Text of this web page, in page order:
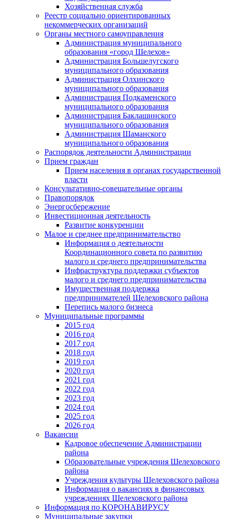
Хозяйственная служба
Реестр социально ориентированных
некоммерческих организаций
Органы местного самоуправления
Администрация муниципального
образования «город Шелехов»
Администрация Большелугского
муниципального образования
Администрация Олхинского
муниципального образования
Администрация Подкаменского
муниципального образования
Администрация Баклашинского
муниципального образования
Администрация Шаманского
муниципального образования
Распорядок деятельности Администрации
Прием граждан
Прием населения в органах государственной
власти
Консультативно-совещательные органы
Правопорядок
Энергосбережение
Инвестиционная деятельность
Развитие конкуренции
Малое и среднее предпринимательство
Информация о деятельности
Координационного совета по развитию
малого и среднего предпринимательства
Инфраструктура поддержки субъектов
малого и среднего предпринимательства
Имущественная поддержка
предпринимателей Шелеховского района
Перепись малого бизнеса
Муниципальные программы
2015 год
2016 год
2017 год
2018 год
2019 год
2020 год
2021 год
2022 год
2023 год
2024 год
2025 год
2026 год
Вакансии
Кадровое обеспечение Администрации
района
Образовательные учреждения Шелеховского
района
Учреждения культуры Шелеховского района
Информация о вакансиях в финансовых
учреждениях Шелеховского района
Информация по КОРОНАВИРУСУ
Муниципальные закупки